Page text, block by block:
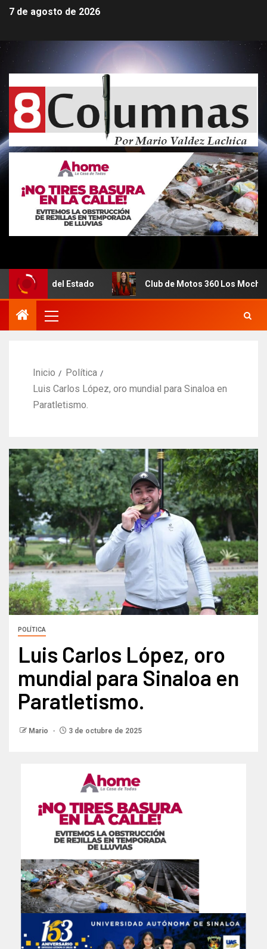
7 de agosto de 2026
Club de Motos 360 Los Mochis celebra 7mo.
Inicio
Política
Luis Carlos López, oro mundial para Sinaloa en
Paratletismo.
POLÍTICA
Luis Carlos López, oro
mundial para Sinaloa en
Paratletismo.
Mario 3 de octubre de 2025